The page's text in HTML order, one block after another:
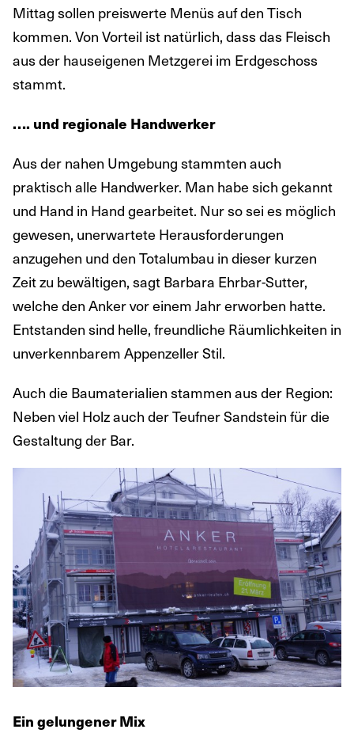
Mittag sollen preiswerte Menüs auf den Tisch
kommen. Von Vorteil ist natürlich, dass das Fleisch
aus der hauseigenen Metzgerei im Erdgeschoss
stammt.
…. und regionale Handwerker
Aus der nahen Umgebung stammten auch
praktisch alle Handwerker. Man habe sich gekannt
und Hand in Hand gearbeitet. Nur so sei es möglich
gewesen, unerwartete Herausforderungen
anzugehen und den Totalumbau in dieser kurzen
Zeit zu bewältigen, sagt Barbara Ehrbar-Sutter,
welche den Anker vor einem Jahr erworben hatte.
Entstanden sind helle, freundliche Räumlichkeiten in
unverkennbarem Appenzeller Stil.
Auch die Baumaterialien stammen aus der Region:
Neben viel Holz auch der Teufner Sandstein für die
Gestaltung der Bar.
Ein gelungener Mix